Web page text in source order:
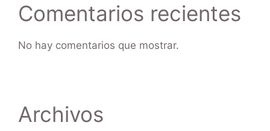
Comentarios recientes
No hay comentarios que mostrar.
Archivos